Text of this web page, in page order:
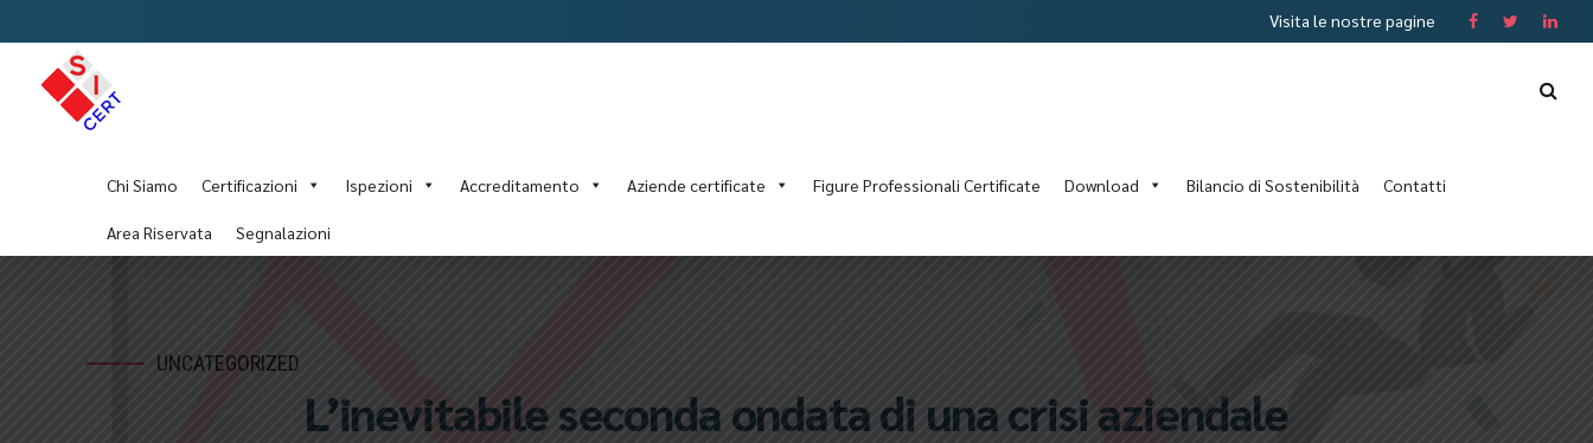
Visita le nostre pagine
Chi Siamo Certificazioni Ispezioni Accreditamento Aziende certificate Figure Professionali Certificate Download Bilancio di Sostenibilità Contatti
Area Riservata Segnalazioni
UNCATEGORIZED
L’inevitabile seconda ondata di una crisi aziendale